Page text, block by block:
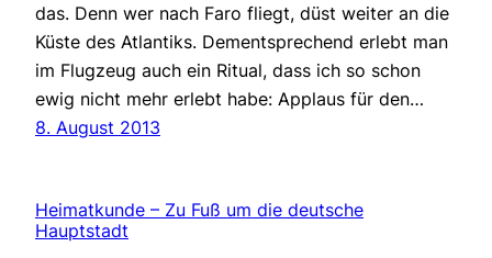
das. Denn wer nach Faro fliegt, düst weiter an die
Küste des Atlantiks. Dementsprechend erlebt man
im Flugzeug auch ein Ritual, dass ich so schon
ewig nicht mehr erlebt habe: Applaus für den…
8. August 2013
Heimatkunde – Zu Fuß um die deutsche
Hauptstadt